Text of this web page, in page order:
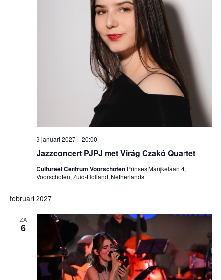
Jazzconcert PJPJ met Virág Czakó Quartet
9 januari 2027 – 20:00
Cultureel Centrum Voorschoten Prinses Marijkelaan 4,
Voorschoten, Zuid-Holland, Netherlands
februari 2027
ZA
6